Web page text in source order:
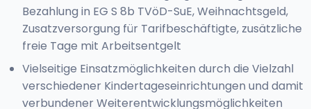
Bezahlung in EG S 8b TVöD-SuE, Weihnachtsgeld,
Zusatzversorgung für Tarifbeschäftigte, zusätzliche
freie Tage mit Arbeitsentgelt
Vielseitige Einsatzmöglichkeiten durch die Vielzahl
verschiedener Kindertageseinrichtungen und damit
verbundener Weiterentwicklungsmöglichkeiten